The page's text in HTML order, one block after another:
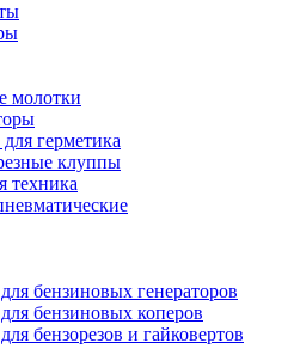
молотки
герметика
клуппы
техника
бензиновых генераторов
бензиновых коперов
бензорезов и гайковертов